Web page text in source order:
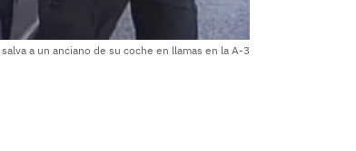
salva a un anciano de su coche en llamas en la A-3